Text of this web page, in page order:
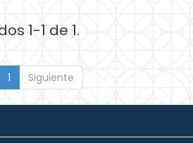
1-1 de 1.
1 Siguiente